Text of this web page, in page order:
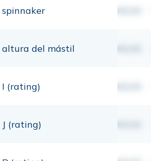
spinnaker 00,00
altura del mástil 00,00
I (rating) 00,00
J (rating) 00,00